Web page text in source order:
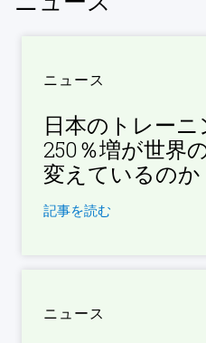
ニュース
日本のトレー
250％増が世界
変えているのか
記事を読む
ニュース